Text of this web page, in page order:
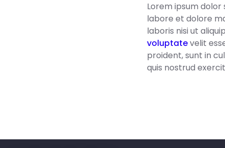
Lorem ipsum
labore et dolore
laboris nisi ut
voluptatevelit
proident, sunt in
quis nostrud